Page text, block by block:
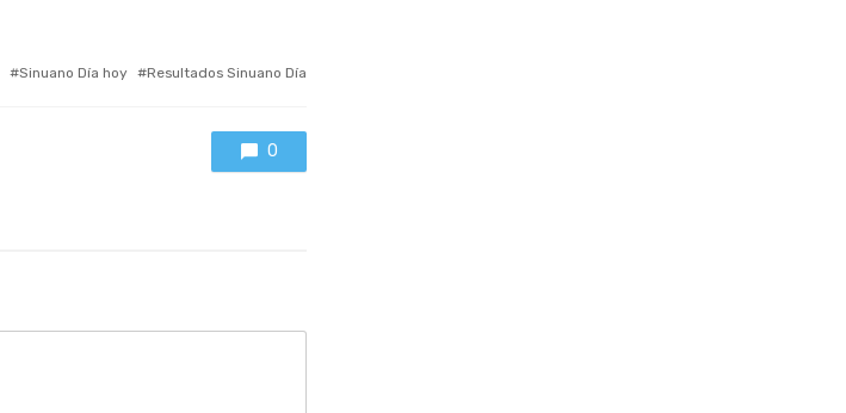
Sinuano Día hoy Resultados Sinuano Día
0